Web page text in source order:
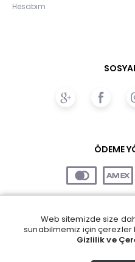
Hesabım
ÖDEME
Web sitemizde size
sunabilmemiz için çerezler
Gizlilik ve